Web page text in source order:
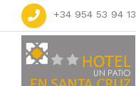
+34 954 53 94 13